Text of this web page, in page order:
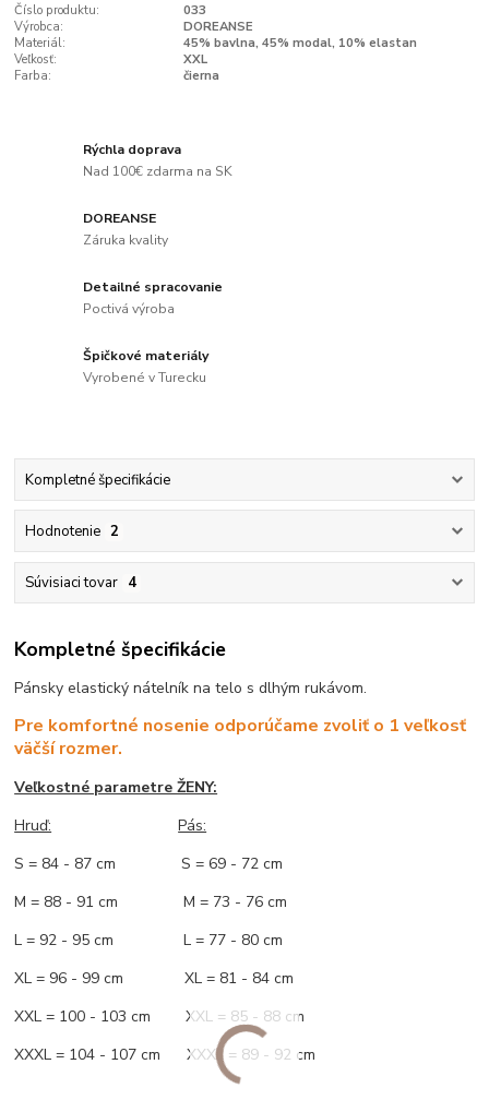
Číslo produktu:
033
Výrobca:
DOREANSE
Materiál:
45% bavlna, 45% modal, 10% elastan
Veľkosť:
XXL
Farba:
čierna
Rýchla doprava
Nad 100€ zdarma na SK
DOREANSE
Záruka kvality
Detailné spracovanie
Poctivá výroba
Špičkové materiály
Vyrobené v Turecku
Kompletné špecifikácie
Hodnotenie 2
Súvisiaci tovar 4
Kompletné špecifikácie
Pánsky elastický nátelník na telo s dlhým rukávom.
Pre komfortné nosenie odporúčame zvoliť o 1 veľkosť
väčší rozmer.
Veľkostné parametre ŽENY:
Hruď:
Pás:
S = 84 - 87 cm S = 69 - 72 cm
M = 88 - 91 cm M = 73 - 76 cm
L = 92 - 95 cm L = 77 - 80 cm
XL = 96 - 99 cm XL = 81 - 84 cm
XXL = 100 - 103 cm XXL = 85 - 88 cm
XXXL = 104 - 107 cm XXXL = 89 - 92 cm